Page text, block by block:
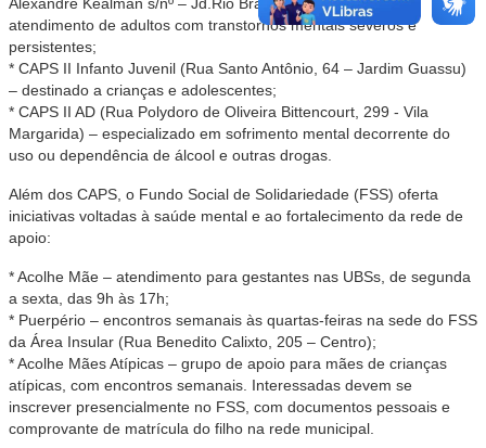
atendimento de adultos com transtornos mentais severos e
persistentes;
* CAPS II Infanto Juvenil (Rua Santo Antônio, 64 – Jardim Guassu)
– destinado a crianças e adolescentes;
* CAPS II AD (Rua Polydoro de Oliveira Bittencourt, 299 - Vila
Margarida) – especializado em sofrimento mental decorrente do
uso ou dependência de álcool e outras drogas.
Além dos CAPS, o Fundo Social de Solidariedade (FSS) oferta
iniciativas voltadas à saúde mental e ao fortalecimento da rede de
apoio:
* Acolhe Mãe – atendimento para gestantes nas UBSs, de segunda
a sexta, das 9h às 17h;
* Puerpério – encontros semanais às quartas-feiras na sede do FSS
da Área Insular (Rua Benedito Calixto, 205 – Centro);
* Acolhe Mães Atípicas – grupo de apoio para mães de crianças
atípicas, com encontros semanais. Interessadas devem se
inscrever presencialmente no FSS, com documentos pessoais e
comprovante de matrícula do filho na rede municipal.